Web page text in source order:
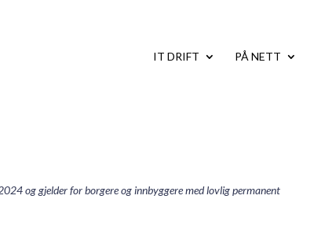
IT DRIFT PÅ NETT
og gjelder for borgere og innbyggere med lovlig permanent